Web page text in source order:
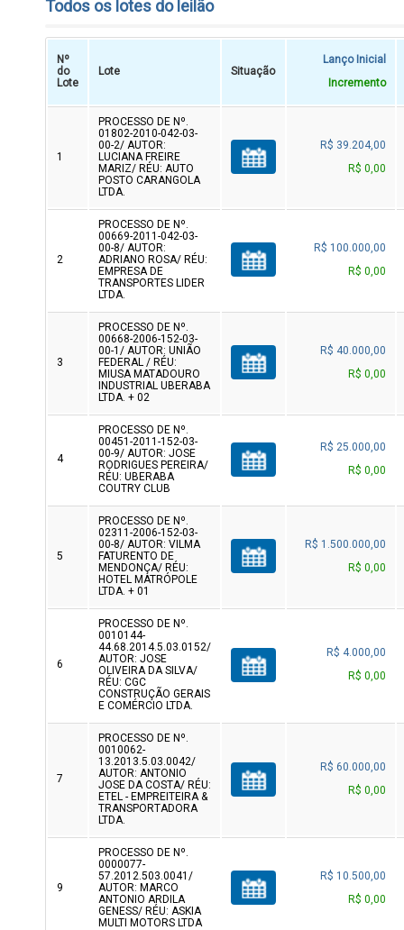
Todos os lotes do leilão
Nº
do
Lote
Lote Situação
Lanço Inicial
Incremento
1
PROCESSO DE Nº.
01802-2010-042-03-
00-2/ AUTOR:
LUCIANA FREIRE
MARIZ/ RÉU: AUTO
POSTO CARANGOLA
LTDA.
R$ 39.204,00
R$ 0,00
2
PROCESSO DE Nº.
00669-2011-042-03-
00-8/ AUTOR:
ADRIANO ROSA/ RÉU:
EMPRESA DE
TRANSPORTES LIDER
LTDA.
R$ 100.000,00
R$ 0,00
3
PROCESSO DE Nº.
00668-2006-152-03-
00-1/ AUTOR: UNIÃO
FEDERAL / RÉU:
MIUSA MATADOURO
INDUSTRIAL UBERABA
LTDA. + 02
R$ 40.000,00
R$ 0,00
4
PROCESSO DE Nº.
00451-2011-152-03-
00-9/ AUTOR: JOSE
RODRIGUES PEREIRA/
RÉU: UBERABA
COUTRY CLUB
R$ 25.000,00
R$ 0,00
5
PROCESSO DE Nº.
02311-2006-152-03-
00-8/ AUTOR: VILMA
FATURENTO DE
MENDONÇA/ RÉU:
HOTEL MATRÓPOLE
LTDA. + 01
R$ 1.500.000,00
R$ 0,00
6
PROCESSO DE Nº.
0010144-
44.68.2014.5.03.0152/
AUTOR: JOSE
OLIVEIRA DA SILVA/
RÉU: CGC
CONSTRUÇÃO GERAIS
E COMÉRCIO LTDA.
R$ 4.000,00
R$ 0,00
7
PROCESSO DE Nº.
0010062-
13.2013.5.03.0042/
AUTOR: ANTONIO
JOSE DA COSTA/ RÉU:
ETEL - EMPREITEIRA &
TRANSPORTADORA
LTDA.
R$ 60.000,00
R$ 0,00
9
PROCESSO DE Nº.
0000077-
57.2012.503.0041/
AUTOR: MARCO
ANTONIO ARDILA
GENESS/ RÉU: ASKIA
MULTI MOTORS LTDA
R$ 10.500,00
R$ 0,00